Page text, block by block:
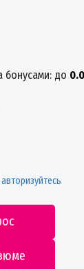
бонусами: до
авторизуйтесь